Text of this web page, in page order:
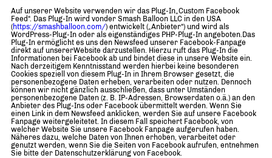
Auf unserer Website verwenden wir das Plug-In„Custom Facebook
Feed“. Das Plug-In wird vonder Smash Balloon LLC in den USA
(https://smashballoon.com/) entwickelt („Anbieter“) und wird als
WordPress-Plug-In oder als eigenständiges PHP-Plug-In angeboten.Das
Plug-In ermöglicht es uns den Newsfeed unserer Facebook-Fanpage
direkt auf unsererWebsite darzustellen. Hierzu ruft das Plug-In die
Informationen bei Facebook ab und bindet diese in unsere Website ein.
Nach derzeitigem Kenntnisstand werden hierbei keine besonderen
Cookies speziell von diesem Plug-In in Ihrem Browser gesetzt, die
personenbezogene Daten erheben, verarbeiten oder nutzen. Dennoch
können wir nicht gänzlich ausschließen, dass unter Umständen
personenbezogene Daten (z. B. IP-Adressen, Browserdaten o.ä.) an den
Anbieter des Plug-Ins oder Facebook übermittelt werden. Wenn Sie
einen Link in dem Newsfeed anklicken, werden Sie auf unsere Facebook
Fanpage weitergeleitetet. In diesem Fall speichert Facebook, von
welcher Website Sie unsere Facebook Fanpage aufgerufen haben.
Näheres dazu, welche Daten von Ihnen erhoben, verarbeitet oder
genutzt werden, wenn Sie die Seiten von Facebook aufrufen, entnehmen
Sie bitte der Datenschutzerklärung von Facebook.